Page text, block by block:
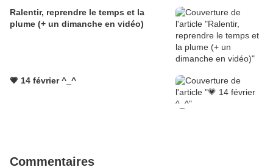
Ralentir, reprendre le temps et la
plume (+ un dimanche en vidéo)
💗 14 février ^_^
Commentaires